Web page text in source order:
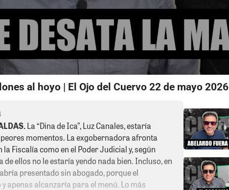
al hoyo | El Ojo del Cuervo 22 de mayo 2026
La “Dina de Ica”, Luz Canales, estaría
momentos. La exgobernadora afronta
Fiscalía como en el Poder Judicial y, según
de ellos no le estaría yendo nada bien. Incluso, en
presentado sin abogado, porque el
apenas alcanzaría para el menú. Lo más